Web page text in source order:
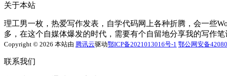
关于本站
理工男一枚，热爱写作发表，自学代码网上各种折腾，会一些
多，在这个自媒体爆发的时代，需要有个自留地分享我的写作
Copyright © 2026 本站由 腾讯云驱动鄂ICP备2021013016号-1 鄂公网安备
联系我们